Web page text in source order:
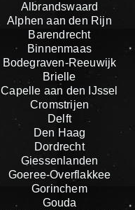
Albrandswaard
Alphen aan den Rijn
Barendrecht
Binnenmaas
Bodegraven-Reeuwijk
Brielle
Capelle aan den IJssel
Cromstrijen
Delft
Den Haag
Dordrecht
Giessenlanden
Goeree-Overflakkee
Gorinchem
Gouda